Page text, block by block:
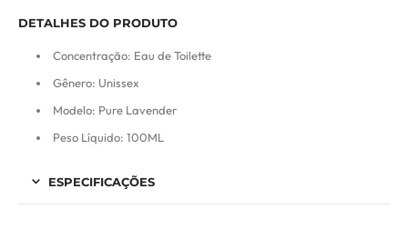
DETALHES DO PRODUTO
Concentração: Eau de Toilette
Gênero: Unissex
Modelo: Pure Lavender
Peso Líquido: 100ML
ESPECIFICAÇÕES